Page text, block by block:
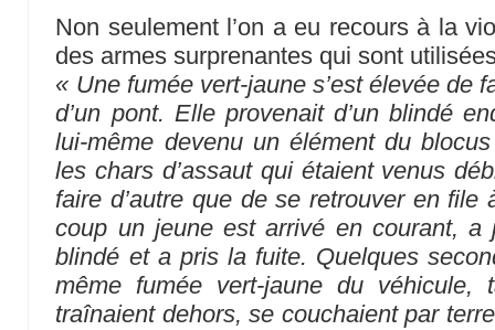
Non seulement l’on a eu recours à la
des armes surprenantes qui sont
« Une fumée vert-jaune s’est élevée de
d’un pont. Elle provenait d’un blindé
lui-même devenu un élément du
les chars d’assaut qui étaient venus
faire d’autre que de se retrouver en file
coup un jeune est arrivé en courant, a
blindé et a pris la fuite. Quelques
même fumée vert-jaune du
traînaient dehors, se couchaient par